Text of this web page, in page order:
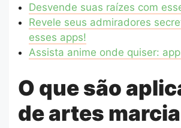
Desvende suas raízes com
Revele seus admiradores
esses apps!
Assista anime onde quiser:
O que são
de artes